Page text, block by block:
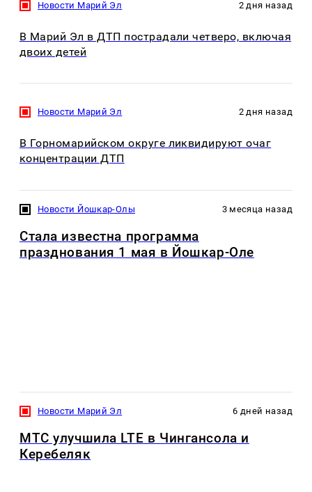
Новости Марий Эл 2 дня назад
В Марий Эл в ДТП пострадали четверо, включая
двоих детей
Новости Марий Эл 2 дня назад
В Горномарийском округе ликвидируют очаг
концентрации ДТП
Новости Йошкар-Олы 3 месяца назад
Стала известна программа
празднования 1 мая в Йошкар-Оле
Новости Марий Эл 6 дней назад
МТС улучшила LTE в Чингансола и
Керебеляк